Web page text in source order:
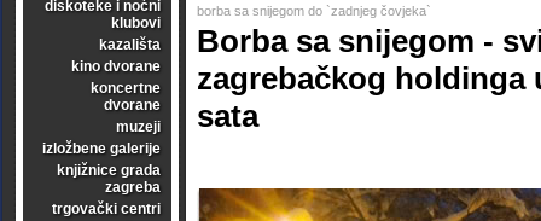
diskoteke i noćni
klubovi
kazališta
kino dvorane
koncertne
dvorane
muzeji
izložbene galerije
knjižnice grada
zagreba
trgovački centri
borba sa snijegom do `zadnjeg čovjeka`
Borba sa snijegom -
zagrebačkog holdinga
sata